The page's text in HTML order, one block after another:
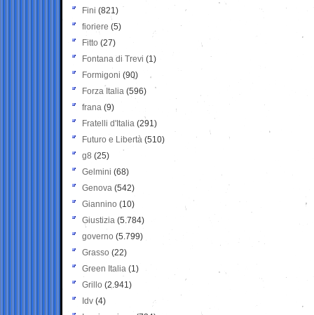
Fini (821)
fioriere (5)
Fitto (27)
Fontana di Trevi (1)
Formigoni (90)
Forza Italia (596)
frana (9)
Fratelli d'Italia (291)
Futuro e Libertà (510)
g8 (25)
Gelmini (68)
Genova (542)
Giannino (10)
Giustizia (5.784)
governo (5.799)
Grasso (22)
Green Italia (1)
Grillo (2.941)
Idv (4)